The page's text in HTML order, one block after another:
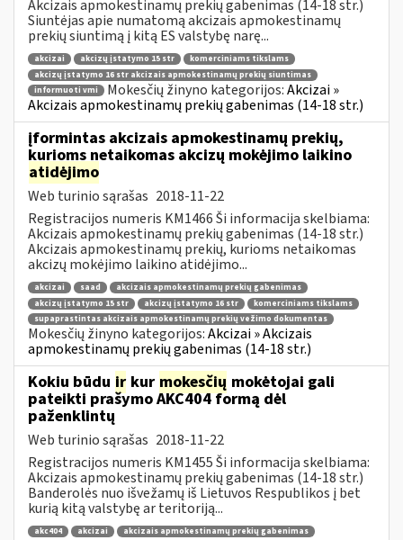
Akcizais apmokestinamų prekių gabenimas (14-18 str.)
Siuntėjas apie numatomą akcizais apmokestinamų
prekių siuntimą į kitą ES valstybę narę...
akcizai akcizų įstatymo 15 str
komerciniams tikslams
akcizų įstatymo 16 str akcizais apmokestinamų prekių siuntimas
informuoti vmi
Mokesčių žinyno kategorijos:Akcizai »
Akcizais apmokestinamų prekių gabenimas (14-18 str.)
įformintas akcizais apmokestinamų prekių,
kurioms netaikomas akcizų mokėjimo laikino
atidėjimo
Web turinio sąrašas 2018-11-22
Registracijos numeris KM1466 Ši informacija skelbiama:
Akcizais apmokestinamų prekių gabenimas (14-18 str.)
Akcizais apmokestinamų prekių, kurioms netaikomas
akcizų mokėjimo laikino atidėjimo...
akcizai saad
akcizais apmokestinamų prekių gabenimas
akcizų įstatymo 15 str
akcizų įstatymo 16 str
komerciniams tikslams
supaprastintas akcizais apmokestinamų prekių vežimo dokumentas
Mokesčių žinyno kategorijos:Akcizai » Akcizais
apmokestinamų prekių gabenimas (14-18 str.)
Kokiu būdu ir kur mokesčių mokėtojai gali
pateikti prašymo AKC404 formą dėl
paženklintų
Web turinio sąrašas 2018-11-22
Registracijos numeris KM1455 Ši informacija skelbiama:
Akcizais apmokestinamų prekių gabenimas (14-18 str.)
Banderolės nuo išvežamų iš Lietuvos Respublikos į bet
kurią kitą valstybę ar teritoriją...
akc404 akcizai
akcizais apmokestinamų prekių gabenimas